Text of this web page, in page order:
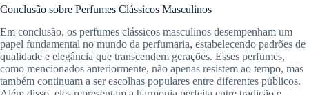
Conclusão sobre Perfumes Clássicos Masculinos
Em conclusão, os perfumes clássicos masculinos desempenham um
papel fundamental no mundo da perfumaria, estabelecendo padrões de
qualidade e elegância que transcendem gerações. Esses perfumes,
como mencionados anteriormente, não apenas resistem ao tempo, mas
também continuam a ser escolhas populares entre diferentes públicos.